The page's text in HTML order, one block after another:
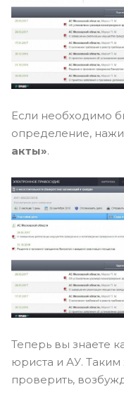
Если необходимо
определение,
акты».
Теперь вы знаете
юриста и АУ.
проверить,